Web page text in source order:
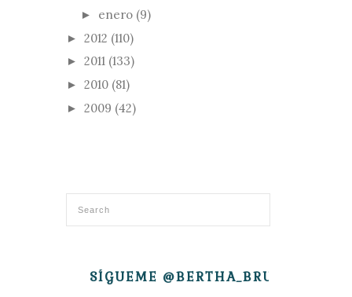
► enero (9)
► 2012 (110)
► 2011 (133)
► 2010 (81)
► 2009 (42)
SÍGUEME @BERTHA_BRUJITA